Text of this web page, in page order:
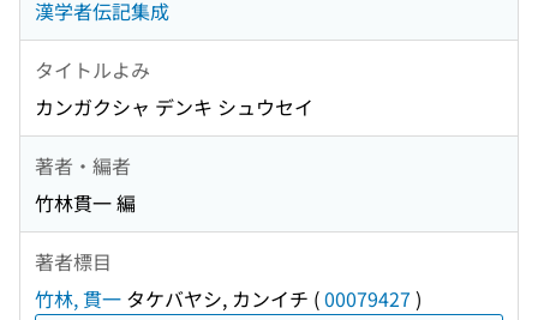
漢学者伝記集成
タイトルよみ
カンガクシャ デンキ シュウセイ
著者・編者
竹林貫一 編
著者標目
竹林, 貫一 タケバヤシ, カンイチ (00079427 )